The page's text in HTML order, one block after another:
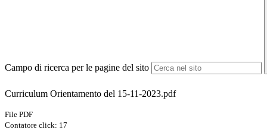
Campo di ricerca per le pagine del sito
Curriculum Orientamento del 15-11-2023.pdf
File PDF
Contatore click: 17